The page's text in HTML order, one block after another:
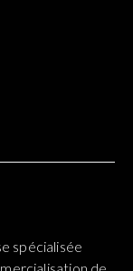
spécialisée